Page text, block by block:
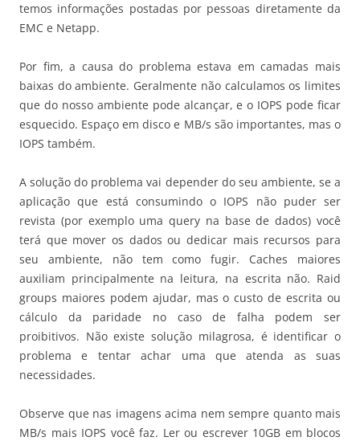
temos informações postadas por pessoas diretamente da
EMC e Netapp.
Por fim, a causa do problema estava em camadas mais
baixas do ambiente. Geralmente não calculamos os limites
que do nosso ambiente pode alcançar, e o IOPS pode ficar
esquecido. Espaço em disco e MB/s são importantes, mas o
IOPS também.
A solução do problema vai depender do seu ambiente, se a
aplicação que está consumindo o IOPS não puder ser
revista (por exemplo uma query na base de dados) você
terá que mover os dados ou dedicar mais recursos para
seu ambiente, não tem como fugir. Caches maiores
auxiliam principalmente na leitura, na escrita não. Raid
groups maiores podem ajudar, mas o custo de escrita ou
cálculo da paridade no caso de falha podem ser
proibitivos. Não existe solução milagrosa, é identificar o
problema e tentar achar uma que atenda as suas
necessidades.
Observe que nas imagens acima nem sempre quanto mais
MB/s mais IOPS você faz. Ler ou escrever 10GB em blocos